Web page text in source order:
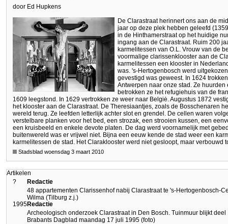
door Ed Hupkens
De Clarastraat herinnert ons aan de
jaar op deze plek hebben geleefd
in de Hinthamerstraat op het huidige
ingang aan de Clarastraat. Ruim 200
karmelitessen van O.L. Vrouw van de
voormalige clarissenklooster aan de
karmelitessen een klooster in
was. 's-Hertogenbosch werd
gevestigd was geweest. In 1624
Antwerpen naar onze stad. Ze
betrokken ze het refugiehuis van de
1609 leegstond. In 1629 vertrokken ze weer naar Belgiė. Augustus 1872
het klooster aan de Clarastraat. De Theresiaantjes, zoals de Bosschenaren
wereld terug. Ze leefden letterlijk achter slot en grendel. De cellen waren
verstelbare planken voor het bed, een strozak, een strooien kussen, een
een kruisbeeld en enkele devote platen. De dag werd voornamelijk met
buitenwereld was er vrijwel niet. Bijna een eeuw kende de stad weer een
karmelitessen de stad. Het Claraklooster werd niet gesloopt, maar verbouwd
Stadsblad woensdag 3 maart 2010
Artikelen
?
Redactie
48 appartementen Clarissenhof nabij Clarastraat te 's-Hertogenbosch-
Wilma (Tilburg z.j.)
1995Redactie
Archeologisch onderzoek Clarastraat in Den Bosch. Tuinmuur blijkt
Brabants Dagblad maandag 17 juli 1995 (foto)